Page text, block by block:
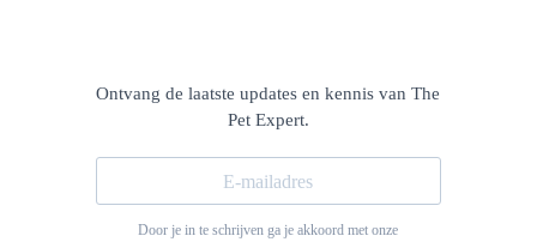
Ontvang de laatste updates en kennis van The
Pet Expert.
Door je in te schrijven ga je akkoord met onze